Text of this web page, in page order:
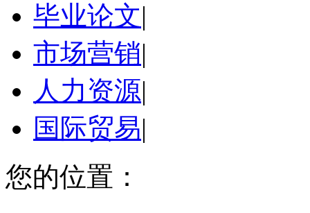
毕业论文|
市场营销|
人力资源|
国际贸易|
您的位置：